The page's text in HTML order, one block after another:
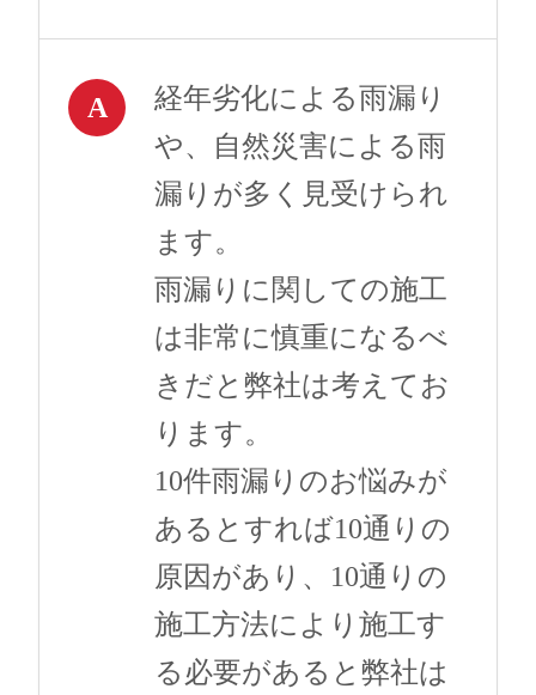
A
経年劣化による雨漏り
や、自然災害による雨
漏りが多く見受けられ
ます。
雨漏りに関しての施工
は非常に慎重になるべ
きだと弊社は考えてお
ります。
10件雨漏りのお悩みが
あるとすれば10通りの
原因があり、10通りの
施工方法により施工す
る必要があると弊社は